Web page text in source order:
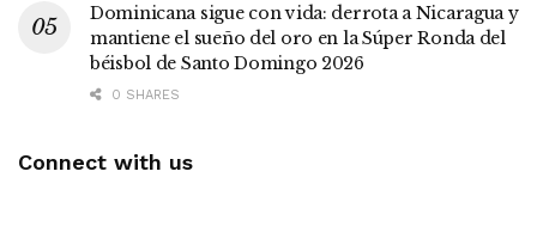
Dominicana sigue con vida: derrota a Nicaragua y
mantiene el sueño del oro en la Súper Ronda del
béisbol de Santo Domingo 2026
0 SHARES
Connect with us